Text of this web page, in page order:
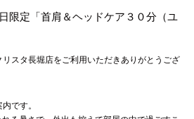
限定「首肩＆ヘッドケア３０分（ユ
スタ長堀店をご利用いただきありがとうござ
です。